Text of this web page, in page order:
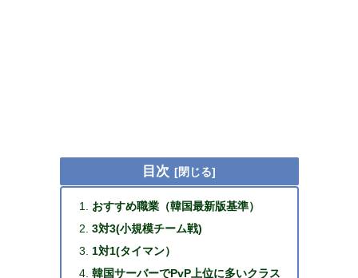
目次
おすすめ職業（韓国最新版基準）
3対3(小規模チーム戦)
1対1(タイマン）
韓国サーバーでPvP上位に多いクラス